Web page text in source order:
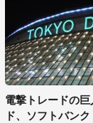
電撃トレードの
ド、ソフトバン